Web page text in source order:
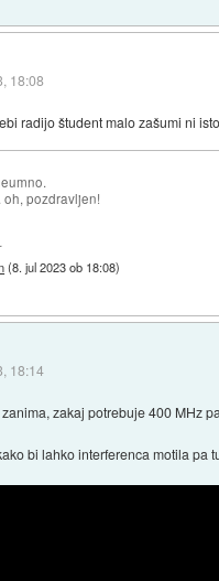
18:08
radijo študent malo zašumi ni
oh, pozdravljen!
(8. jul 2023 ob 18:08)
18:14
zakaj potrebuje 400 MHz
bi lahko interferenca motila pa